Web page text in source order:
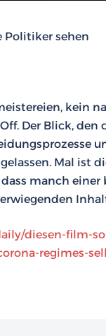
Politiker sehen
kein
Der Blick, den
Mal ist
manch
diesen-film-
regimes-